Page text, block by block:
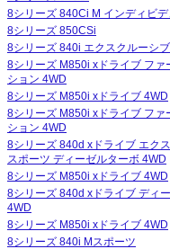
8シリーズ 840Ci M インディビ
8シリーズ 850CSi
8シリーズ 840i エクスクルーシ
8シリーズ M850i xドライブ ファ
ション 4WD
8シリーズ M850i xドライブ 4WD
8シリーズ M850i xドライブ ファ
ション 4WD
8シリーズ 840d xドライブ エク
スポーツ ディーゼルターボ 4WD
8シリーズ M850i xドライブ 4WD
8シリーズ 840d xドライブ ディ
4WD
8シリーズ M850i xドライブ 4WD
8シリーズ 840i Mスポーツ